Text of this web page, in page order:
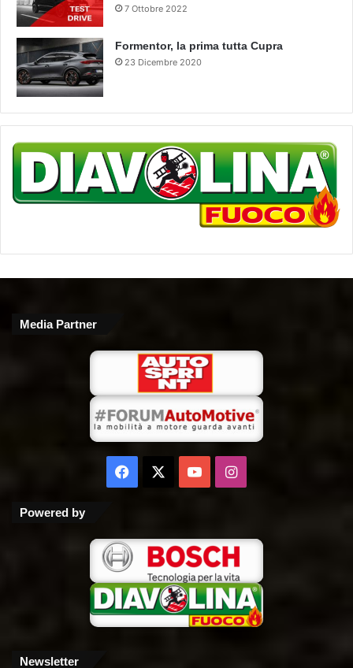
7 Ottobre 2022
Formentor, la prima tutta Cupra
23 Dicembre 2020
Media Partner
Facebook
You Instagram
Powered by
Newsletter